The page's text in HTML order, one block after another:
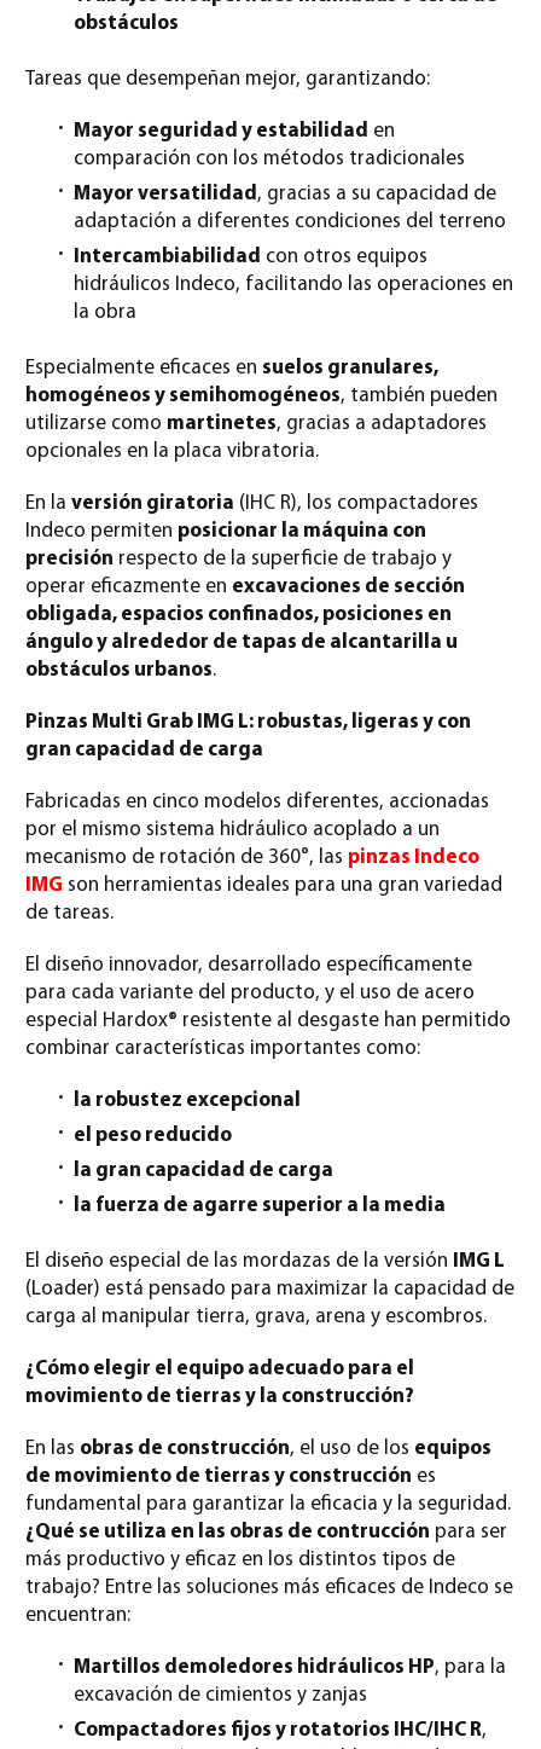
obstáculos
Tareas que desempeñan mejor, garantizando:
Mayor seguridad y estabilidad en
comparación con los métodos tradicionales
Mayor versatilidad , gracias a su capacidad de
adaptación a diferentes condiciones del terreno
Intercambiabilidad con otros equipos
hidráulicos Indeco, facilitando las operaciones en
la obra
Especialmente eficaces en suelos granulares,
homogéneos y semihomogéneos, también pueden
utilizarse como martinetes, gracias a adaptadores
opcionales en la placa vibratoria.
En la versión giratoria (IHC R), los compactadores
Indeco permiten posicionar la máquina con
precisión respecto de la superficie de trabajo y
operar eficazmente en excavaciones de sección
obligada, espacios confinados, posiciones en
ángulo y alrededor de tapas de alcantarilla u
obstáculos urbanos.
Pinzas Multi Grab IMG L: robustas, ligeras y con
gran capacidad de carga
Fabricadas en cinco modelos diferentes, accionadas
por el mismo sistema hidráulico acoplado a un
mecanismo de rotación de 360°, las pinzas Indeco
IMG son herramientas ideales para una gran variedad
de tareas.
El diseño innovador, desarrollado específicamente
para cada variante del producto, y el uso de acero
especial Hardox® resistente al desgaste han permitido
combinar características importantes como:
la robustez excepcional
el peso reducido
la gran capacidad de carga
la fuerza de agarre superior a la media
El diseño especial de las mordazas de la versión
IMG L
(Loader) está pensado para maximizar la capacidad de
carga al manipular tierra, grava, arena y escombros.
¿Cómo elegir el equipo adecuado para el
movimiento de tierras y la construcción?
En las obras de construcción, el uso de los equipos
de movimiento de tierras y construcción es
fundamental para garantizar la eficacia y la seguridad.
¿Qué se utiliza en las obras de contrucción para ser
más productivo y eficaz en los distintos tipos de
trabajo? Entre las soluciones más eficaces de Indeco se
encuentran:
Martillos demoledores hidráulicos HP, para la
excavación de cimientos y zanjas
Compactadores fijos y rotatorios IHC/IHC R,